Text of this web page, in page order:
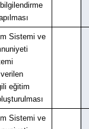
Sistemi ve
eğitim
Sistemi ve